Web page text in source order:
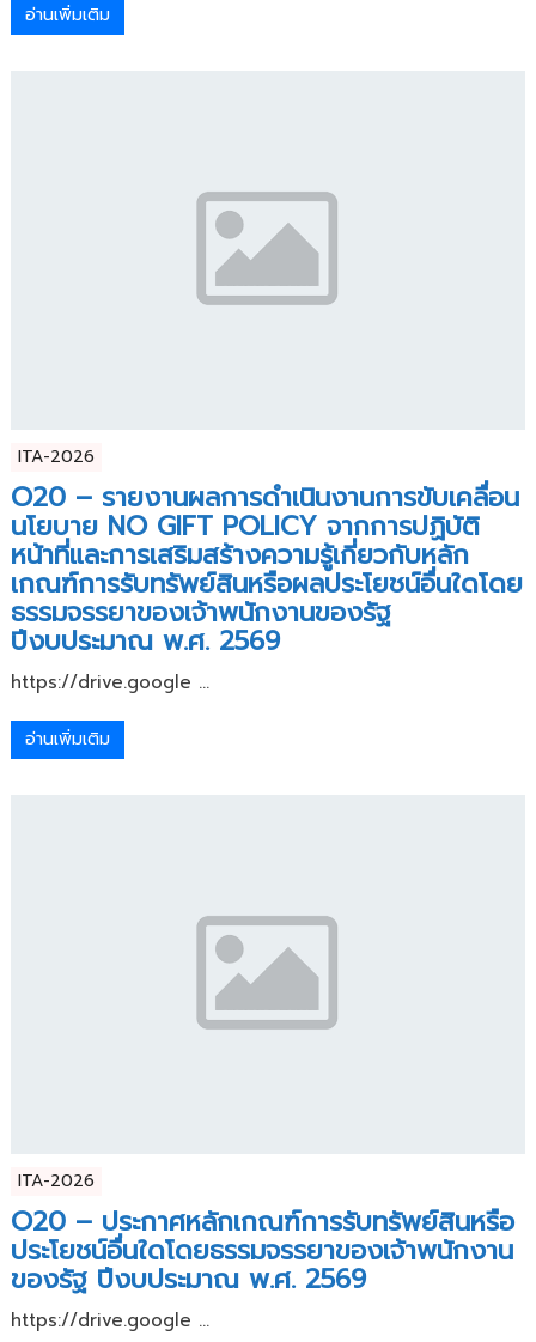
อ่านเพิ่มเติม
ITA-2026
O20 – รายงานผลการดำเนินงานการขับเคลื่อน
นโยบาย NO GIFT POLICY จากการปฏิบัติ
หน้าที่และการเสริมสร้างความรู้เกี่ยวกับหลัก
เกณฑ์การรับทรัพย์สินหรือผลประโยชน์อื่นใดโดย
ธรรมจรรยาของเจ้าพนักงานของรัฐ
ปีงบประมาณ พ.ศ. 2569
https://drive.google ...
อ่านเพิ่มเติม
ITA-2026
O20 – ประกาศหลักเกณฑ์การรับทรัพย์สินหรือ
ประโยชน์อื่นใดโดยธรรมจรรยาของเจ้าพนักงาน
ของรัฐ ปีงบประมาณ พ.ศ. 2569
https://drive.google ...